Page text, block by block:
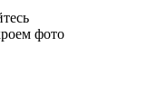
фото